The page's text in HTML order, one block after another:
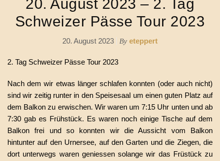
20. August 2023 – 2. Tag
Schweizer Pässe Tour 2023
20. August 2023 By eteppert
2. Tag Schweizer Pässe Tour 2023
Nach dem wir etwas länger schlafen konnten (oder auch nicht)
sind wir zeitig runter in den Speisesaal um einen guten Platz auf
dem Balkon zu erwischen. Wir waren um 7:15 Uhr unten und ab
7:30 gab es Frühstück. Es waren noch einige Tische auf dem
Balkon frei und so konnten wir die Aussicht vom Balkon
hintunter auf den Urnersee, auf den Garten und die Ziegen, die
dort unterwegs waren geniessen solange wir das Früstück zu